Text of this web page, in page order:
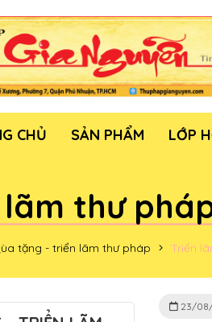
CHỦ SẢN PHẨM LỚP
thư
tặng - triển lãm thư pháp Triển
23/